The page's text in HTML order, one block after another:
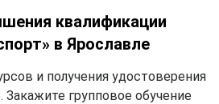
квалификации
в Ярославле
и получения удостоверения
групповое обучение